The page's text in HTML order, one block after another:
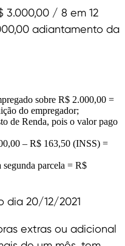
3.000,00 / 8 em 12
adiantamento da
sobre R$ 2.000,00 =
do empregador;
de Renda, pois o valor pago
– R$ 163,50 (INSS) =
parcela = R$
dia 20/12/2021
extras ou adicional